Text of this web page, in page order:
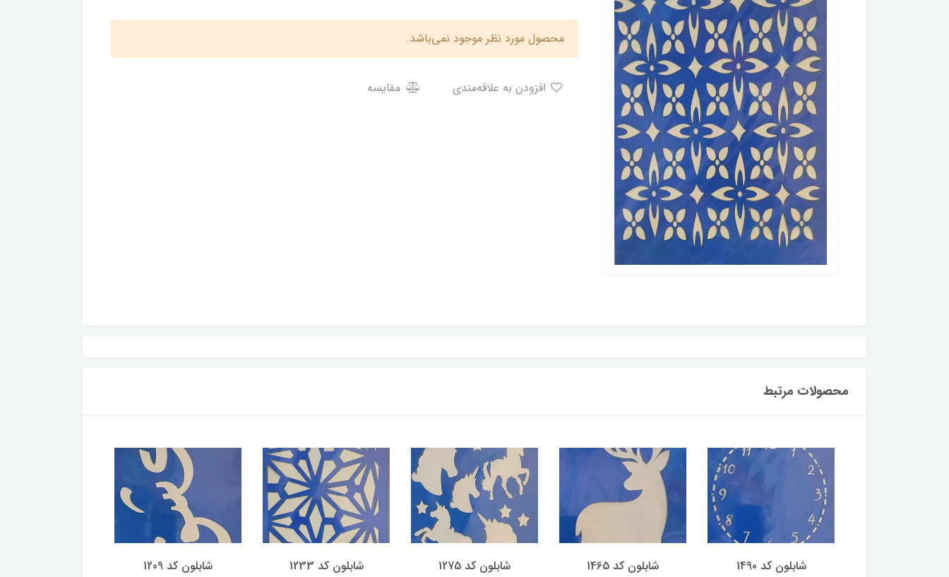
محصول مورد نظر موجود نمی‌باشد.
مقایسه
محصولات مرتبط
شابلون کد 1490 شابلون کد 1465 شابلون کد 1275 شابلون کد 1233 شابلون کد 1209